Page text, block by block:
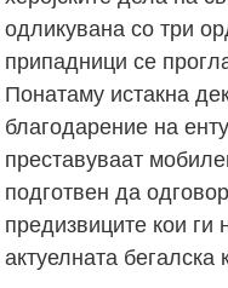
одликувана со три
припадници се
Понатаму истакна
благодарение на
преставуваат
подготвен да
предизвиците кои ги
актуелната бегалска